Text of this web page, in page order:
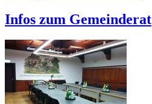
Infos zum Gemeinderat